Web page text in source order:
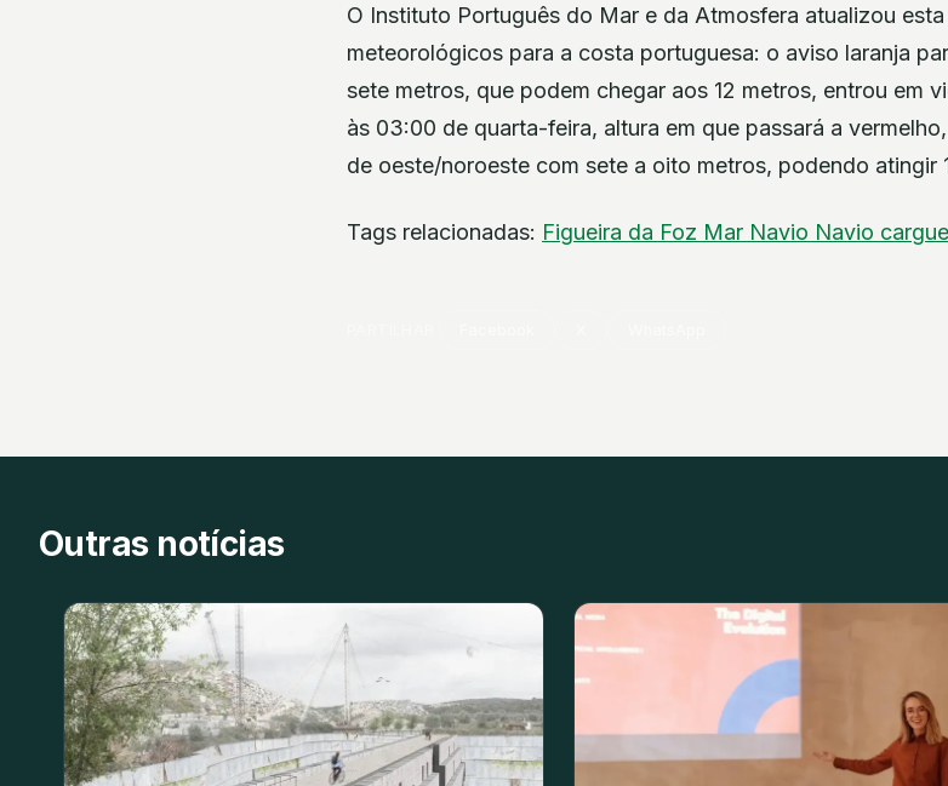
O Instituto Português do Mar e da Atmosfera atualizou
meteorológicos para a costa portuguesa: o aviso laranja
sete metros, que podem chegar aos 12 metros, entrou em
às 03:00 de quarta-feira, altura em que passará a
de oeste/noroeste com sete a oito metros, podendo atingir
Tags relacionadas: Figueira da Foz Mar Navio Navio
Outras notícias